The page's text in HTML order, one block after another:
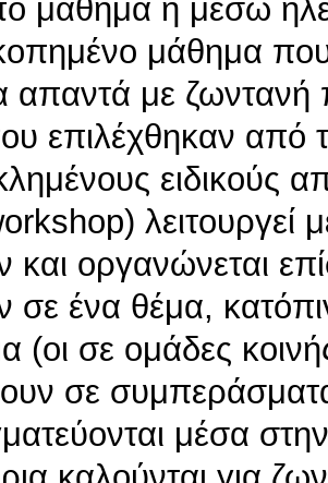
μάθημα ή μέσω
μάθημα
απαντά με
επιλέχθηκαν από
ειδικούς
λειτουργεί
και οργανώνεται
σε ένα θέμα,
(οι σε ομάδες
σε
μέσα